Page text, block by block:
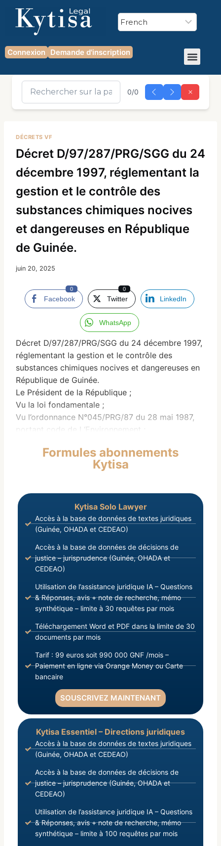
Connexion Demande d'inscription
0/0
DÉCRETS VF
Décret D/97/287/PRG/SGG du 24
décembre 1997, réglementant la
gestion et le contrôle des
substances chimiques nocives
et dangereuses en République
de Guinée.
juin 20, 2025
Facebook
0
Twitter
0
LinkedIn
WhatsApp
Décret D/97/287/PRG/SGG du 24 décembre 1997,
réglementant la gestion et le contrôle des
substances chimiques nocives et dangereuses en
République de Guinée.
Le Président de la République ;
Vu la loi fondamentale ;
Vu l’ordonnance N°045/PRG/87 du 28 mai 1987,
portant code de I ‘Environnement ;
1988, portant principes fondamentaux de
création, d’organisation, de gestion et de contrôle
décret Premier D/96/098/PRG/SGG Ministre; du 9
juillet 1996, portant nomination-
Formules abonnements
Kytisa
Kytisa Solo Lawyer
Accès à la base de données de textes juridiques
(Guinée, OHADA et CEDEAO)
Accès à la base de données de décisions de
justice – jurisprudence (Guinée, OHADA et
CEDEAO)
Utilisation de l’assistance juridique IA – Questions
& Réponses, avis + note de recherche, mémo
synthétique – limite à 30 requêtes par mois
Téléchargement Word et PDF dans la limite de 30
documents par mois
Tarif : 99 euros soit 990 000 GNF /mois –
Paiement en ligne via Orange Money ou Carte
bancaire
SOUSCRIVEZ MAINTENANT
Kytisa Essentiel – Directions juridiques
Accès à la base de données de textes juridiques
(Guinée, OHADA et CEDEAO)
Accès à la base de données de décisions de
justice – jurisprudence (Guinée, OHADA et
CEDEAO)
Utilisation de l’assistance juridique IA – Questions
& Réponses, avis + note de recherche, mémo
synthétique – limite à 100 requêtes par mois